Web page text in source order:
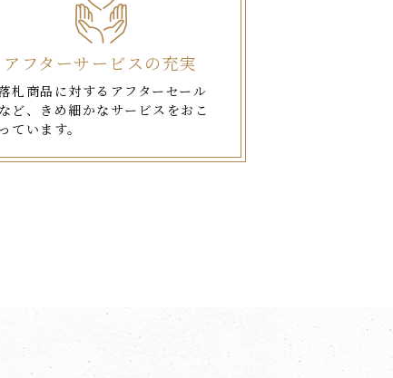
アフターサービスの充実
札商品に対するアフターセール
ど、きめ細かなサービスをおこ
ています。